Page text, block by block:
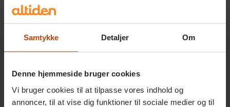
Samtykke Detaljer Om
Denne hjemmeside bruger cookies
Vi bruger cookies til at tilpasse vores indhold og
annoncer, til at vise dig funktioner til sociale medier og til
Læs mere